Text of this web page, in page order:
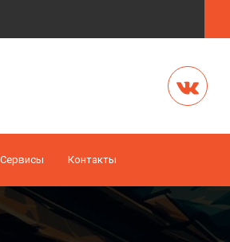
Cервисы Контакты